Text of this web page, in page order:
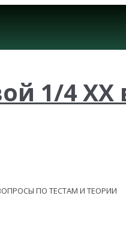
1/4 XX
ПО ТЕСТАМ И ТЕОРИИ